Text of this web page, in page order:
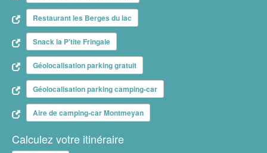
Restaurant les Berges du lac
Snack la P'tite Fringale
Géolocalisation parking gratuit
Géolocalisation parking camping-car
Aire de camping-car Montmeyan
Calculez votre itinéraire